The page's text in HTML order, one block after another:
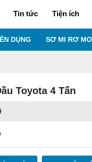
Tin tức Tiện ích
DỤNG SƠ MI RƠ
Toyota 4 Tấn